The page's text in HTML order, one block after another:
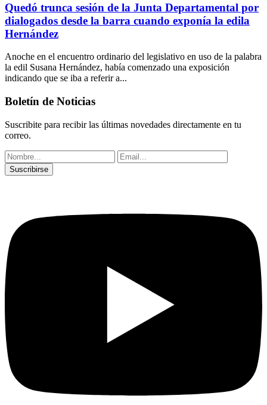
Quedó trunca sesión de la Junta Departamental por
dialogados desde la barra cuando exponía la edila
Hernández
Anoche en el encuentro ordinario del legislativo en uso de la palabra
la edil Susana Hernández, había comenzado una exposición
indicando que se iba a referir a...
Boletín de Noticias
Suscribite para recibir las últimas novedades directamente en tu
correo.
Suscribirse